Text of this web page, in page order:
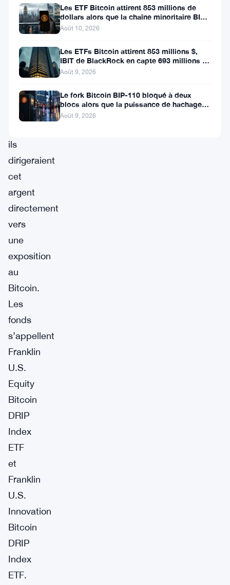
réinvestir
les
dividendes
d’actions
d’entreprises
dans
des
ils
dirigeraient
cet
argent
directement
vers
une
exposition
au
Bitcoin.
Les
fonds
s’appellent
Franklin
U.S.
Equity
Bitcoin
DRIP
Index
ETF
et
Franklin
U.S.
Innovation
Bitcoin
DRIP
Index
ETF.
Les ETF Bitcoin attirent 853 millions de
dollars alors que la chaîne minoritaire BIP-
110 meurt après deux
Août 10, 2026
Les ETFs Bitcoin attirent 853 millions $,
IBIT de BlackRock en capte 693 millions en
une semaine
Août 9, 2026
Le fork Bitcoin BIP-110 bloqué à deux
blocs alors que la puissance de hachage
se fait rare
Août 9, 2026